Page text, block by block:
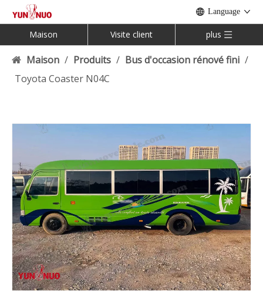
Language
Maison Visite client plus
Maison / Produits / Bus d'occasion rénové fini /
Toyota Coaster N04C